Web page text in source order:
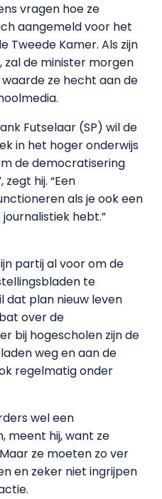
vragen hoe ze
aangemeld voor het
Tweede Kamer. Als zijn
zal de minister morgen
ze hecht aan de
Futselaar (SP) wil de
in het hoger onderwijs
de democratisering
hij. “Een
als je ook een
hebt.”
partij al voor om de
te
dat plan nieuw leven
over de
bij hogescholen zijn de
weg en aan de
regelmatig onder
wel een
meent hij, want ze
ze moeten zo ver
en zeker niet ingrijpen